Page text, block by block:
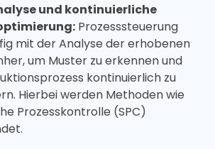
und kontinuierliche
Prozesssteuerung
mit der Analyse der erhobenen
um Muster zu erkennen und
kontinuierlich zu
Hierbei werden Methoden wie
Prozesskontrolle (SPC)